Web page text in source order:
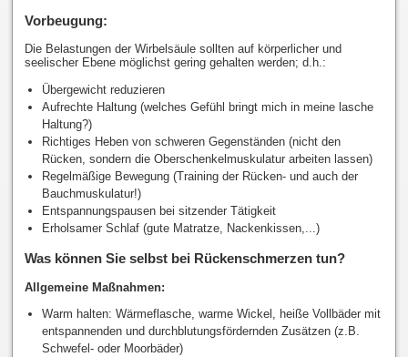
Vorbeugung:
Die Belastungen der Wirbelsäule sollten auf körperlicher und
seelischer Ebene möglichst gering gehalten werden; d.h.:
Übergewicht reduzieren
Aufrechte Haltung (welches Gefühl bringt mich in meine lasche
Haltung?)
Richtiges Heben von schweren Gegenständen (nicht den
Rücken, sondern die Oberschenkelmuskulatur arbeiten lassen)
Regelmäßige Bewegung (Training der Rücken- und auch der
Bauchmuskulatur!)
Entspannungspausen bei sitzender Tätigkeit
Erholsamer Schlaf (gute Matratze, Nackenkissen,...)
Was können Sie selbst bei Rückenschmerzen tun?
Allgemeine Maßnahmen:
Warm halten: Wärmeflasche, warme Wickel, heiße Vollbäder mit
entspannenden und durchblutungsfördernden Zusätzen (z.B.
Schwefel- oder Moorbäder)